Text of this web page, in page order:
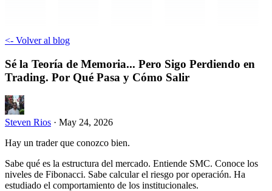
<- Volver al blog
Sé la Teoría de Memoria... Pero Sigo Perdiendo en
Trading. Por Qué Pasa y Cómo Salir
Steven Rios · May 24, 2026
Hay un trader que conozco bien.
Sabe qué es la estructura del mercado. Entiende SMC. Conoce los
niveles de Fibonacci. Sabe calcular el riesgo por operación. Ha
estudiado el comportamiento de los institucionales.